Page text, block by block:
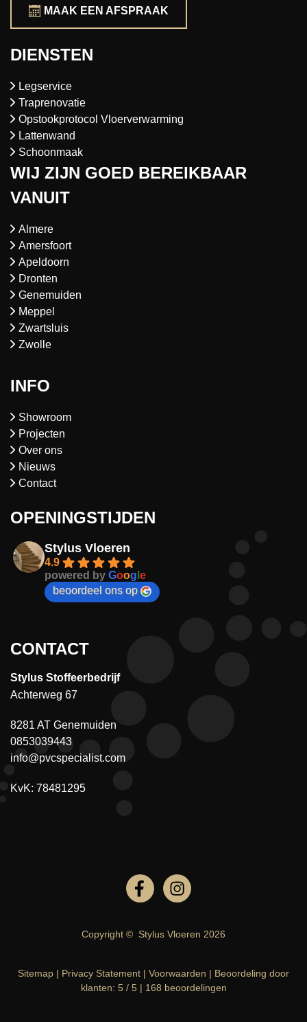
MAAK EEN AFSPRAAK
DIENSTEN
Legservice
Traprenovatie
Opstookprotocol Vloerverwarming
Lattenwand
Schoonmaak
WIJ ZIJN GOED BEREIKBAAR
VANUIT
Almere
Amersfoort
Apeldoorn
Dronten
Genemuiden
Meppel
Zwartsluis
Zwolle
INFO
Showroom
Projecten
Over ons
Nieuws
Contact
OPENINGSTIJDEN
Stylus Vloeren
4.9
powered by Goog e
beoordeel ons op
CONTACT
Stylus Stoffeerbedrijf
Achterweg 67
8281 AT Genemuiden
0853039443
info@pvcspecialist.com
KvK: 78481295
Copyright © Stylus Vloeren 2026
Sitemap | Privacy Statement | Voorwaarden | Beoordeling door
klanten: 5/ 5| 168 beoordelingen